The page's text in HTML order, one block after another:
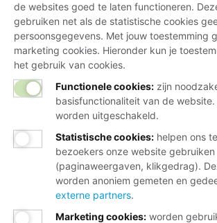
de websites goed te laten functioneren.
gebruiken net als de statistische cookies
persoonsgegevens. Met jouw toestemming
marketing cookies. Hieronder kun je
het gebruik van cookies.
Functionele cookies: zijn
basisfunctionaliteit van de
worden uitgeschakeld.
Statistische cookies: helpen ons
bezoekers onze website gebruiken
(paginaweergaven, klikgedrag).
worden anoniem gemeten en
externe partners.
Marketing cookies: worden